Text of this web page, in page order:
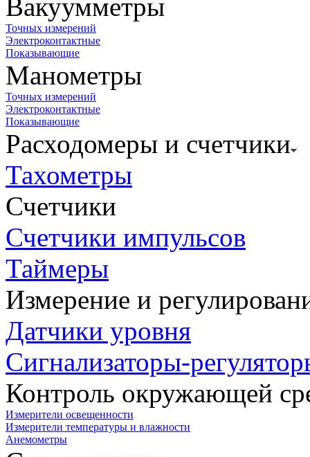
Вакуумметры
Точных измерений
Электроконтактные
Показывающие
Манометры
Точных измерений
Электроконтактные
Показывающие
Расходомеры и счетчики
Тахометры
Счетчики
Счетчики импульсов
Таймеры
Измерение и
Датчики уровня
Сигнализаторы-
Контроль окружающей
Измерители освещенности
Измерители температуры и влажности
Анемометры